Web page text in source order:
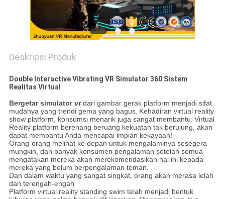
Deskripsi Produk
Double Interactive Vibrating VR Simulator 360 Sistem
Realitas Virtual
Bergetar simulator vrdari gambar gerak platform menjadi sifat
mudanya yang trendi gema yang bagus. Kehadiran virtual reality
show platform, konsumsi menarik juga sangat membantu. Virtual
Reality platform berenang beruang kekuatan tak berujung, akan
dapat membantu Anda mencapai impian kekayaan!
Orang-orang melihat ke depan untuk mengalaminya sesegera
mungkin, dan banyak konsumen pengalaman setelah semua
mengatakan mereka akan merekomendasikan hal ini kepada
mereka yang belum berpengalaman teman.
Dan dalam waktu yang sangat singkat, orang akan merasa lelah
dan terengah-engah
Platform virtual reality standing swim telah menjadi bentuk